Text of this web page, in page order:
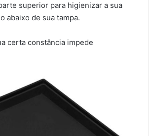
superior para higienizar a sua
abaixo de sua tampa.
certa constância impede